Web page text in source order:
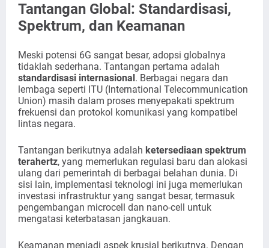
Tantangan Global: Standardisasi,
Spektrum, dan Keamanan
Meski potensi 6G sangat besar, adopsi globalnya
tidaklah sederhana. Tantangan pertama adalah
standardisasi internasional . Berbagai negara dan
lembaga seperti ITU (International Telecommunication
Union) masih dalam proses menyepakati spektrum
frekuensi dan protokol komunikasi yang kompatibel
lintas negara.
Tantangan berikutnya adalah ketersediaan spektrum
terahertz, yang memerlukan regulasi baru dan alokasi
ulang dari pemerintah di berbagai belahan dunia. Di
sisi lain, implementasi teknologi ini juga memerlukan
investasi infrastruktur yang sangat besar, termasuk
pengembangan microcell dan nano-cell untuk
mengatasi keterbatasan jangkauan.
Keamanan menjadi aspek krusial berikutnya. Dengan